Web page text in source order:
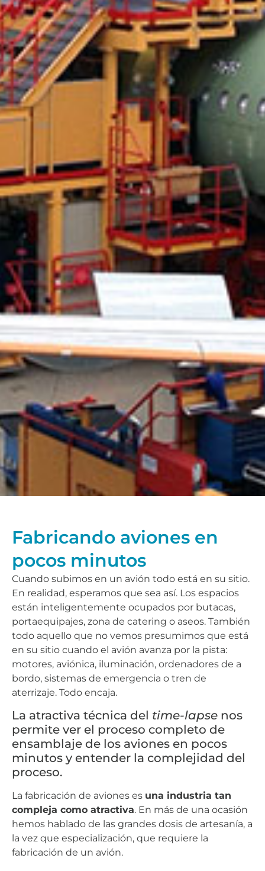
Fabricando aviones en
pocos minutos
Cuando subimos en un avión todo está en su sitio.
En realidad, esperamos que sea así. Los espacios
están inteligentemente ocupados por butacas,
portaequipajes, zona de catering o aseos. También
todo aquello que no vemos presumimos que está
en su sitio cuando el avión avanza por la pista:
motores, aviónica, iluminación, ordenadores de a
bordo, sistemas de emergencia o tren de
aterrizaje. Todo encaja.
La atractiva técnica del time-lapse nos
permite ver el proceso completo de
ensamblaje de los aviones en pocos
minutos y entender la complejidad del
proceso.
La fabricación de aviones es una industria tan
compleja como atractiva. En más de una ocasión
hemos hablado de las grandes dosis de artesanía, a
la vez que especialización, que requiere la
fabricación de un avión.